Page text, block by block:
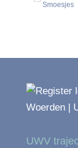
Smoesjes
UWV